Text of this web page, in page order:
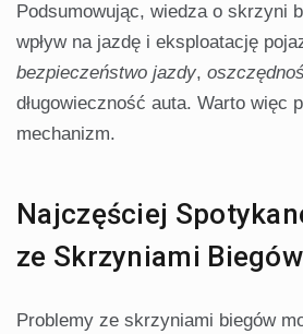
Podsumowując, wiedza o skrzyni
wpływ na jazdę i eksploatację
bezpieczeństwo jazdy,
długowieczność auta. Warto więc
mechanizm.
Najczęściej
ze Skrzyniami Biegów
Problemy ze skrzyniami biegów